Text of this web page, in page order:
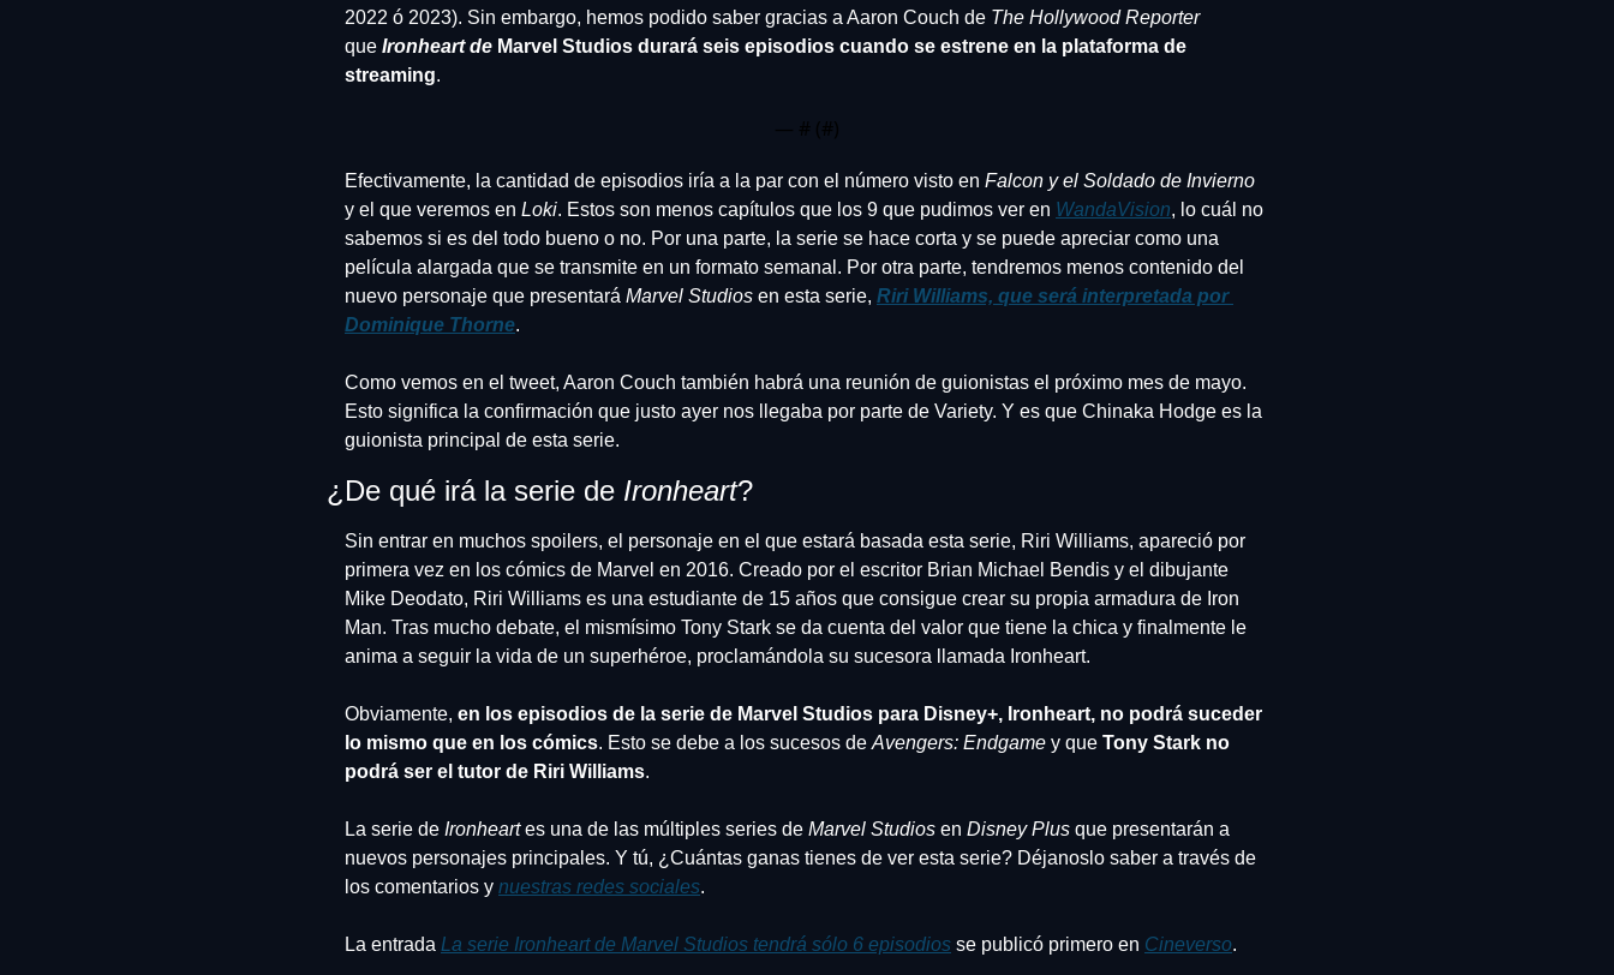
2022 ó 2023). Sin embargo, hemos podido saber gracias a Aaron Couch de The Hollywood Reporter
que Ironheart de Marvel Studios durará seis episodios cuando se estrene en la plataforma de
streaming.
— # (#)
Efectivamente, la cantidad de episodios iría a la par con el número visto en
y el que veremos en Loki. Estos son menos capítulos que los 9 que pudimos ver en WandaVision, lo cuál no
sabemos si es del todo bueno o no. Por una parte, la serie se hace corta y se puede apreciar como una
película alargada que se transmite en un formato semanal. Por otra parte, tendremos menos contenido del
nuevo personaje que presentará Marvel Studios en esta serie, Riri Williams, que será interpretada por
Dominique Thorne.
Como vemos en el tweet, Aaron Couch también habrá una reunión de guionistas el próximo mes de mayo.
Esto significa la confirmación que justo ayer nos llegaba por parte de Variety. Y es que Chinaka Hodge es la
guionista principal de esta serie.
¿De qué irá la serie de Ironheart?
Sin entrar en muchos spoilers, el personaje en el que estará basada esta serie, Riri Williams, apareció por
primera vez en los cómics de Marvel en 2016. Creado por el escritor Brian Michael Bendis y el dibujante
Mike Deodato, Riri Williams es una estudiante de 15 años que consigue crear su propia armadura de Iron
Man. Tras mucho debate, el mismísimo Tony Stark se da cuenta del valor que tiene la chica y finalmente le
anima a seguir la vida de un superhéroe, proclamándola su sucesora llamada Ironheart.
Obviamente, en los episodios de la serie de Marvel Studios para Disney+, Ironheart, no podrá suceder
lo mismo que en los cómics. Esto se debe a los sucesos de Avengers: Endgame y que Tony Stark no
podrá ser el tutor de Riri Williams.
La serie de Ironheart es una de las múltiples series de Marvel Studios en Disney Plus que presentarán a
nuevos personajes principales. Y tú, ¿Cuántas ganas tienes de ver esta serie? Déjanoslo saber a través de
los comentarios y nuestras redes sociales.
La entrada La serie Ironheart de Marvel Studios tendrá sólo 6 episodios se publicó primero en Cineverso.